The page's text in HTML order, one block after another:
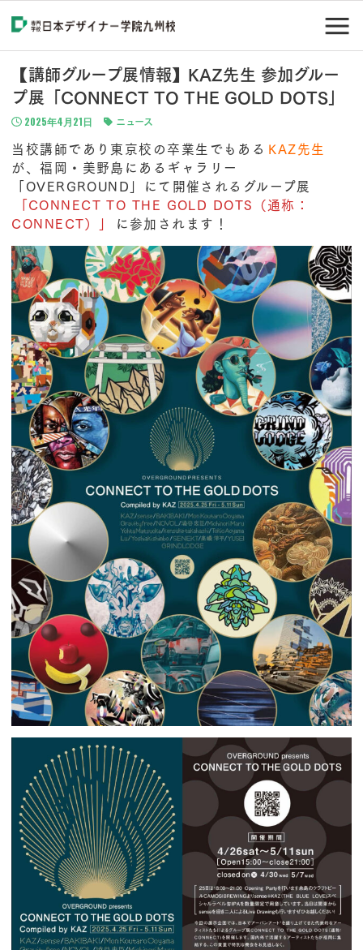
【講師グループ展情報】KAZ先生 参加グルー
プ展「CONNECT TO THE GOLD DOTS」
2025年4月21日 ニュース
当校講師であり東京校の卒業生でもある KAZ先生
が、福岡・美野島にあるギャラリー
「OVERGROUND」にて開催されるグループ展
「CONNECT TO THE GOLD DOTS（通称：
CONNECT）」
に参加されます！